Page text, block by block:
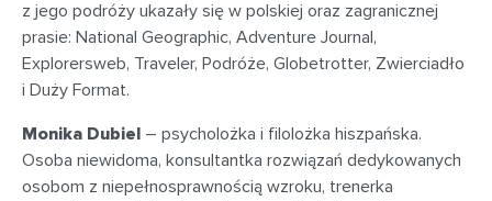
z jego podróży ukazały się w polskiej oraz zagranicznej
prasie: National Geographic, Adventure Journal,
Explorersweb, Traveler, Podróże, Globetrotter, Zwierciadło
i Duży Format.
Monika Dubiel – psycholożka i filolożka hiszpańska.
Osoba niewidoma, konsultantka rozwiązań dedykowanych
osobom z niepełnosprawnością wzroku, trenerka